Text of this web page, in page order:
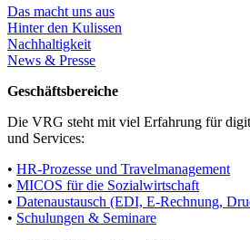
Das macht uns aus
Hinter den Kulissen
Nachhaltigkeit
News & Presse
Geschäftsbereiche
Die VRG steht mit viel Erfahrung für
und Services:
• HR-Prozesse und Travelmanagement
• MICOS für die Sozialwirtschaft
• Datenaustausch (EDI, E-Rechnung,
• Schulungen & Seminare